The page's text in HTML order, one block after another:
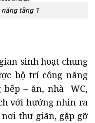
tầng 1
sinh hoạt chung
bộ trí công năng
bếp – ăn, nhà WC,
với hướng nhìn ra
thư giãn, gặp gỡ